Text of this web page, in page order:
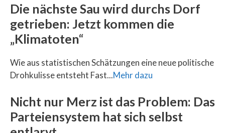
Die nächste Sau wird durchs Dorf
getrieben: Jetzt kommen die
„Klimatoten“
Wie aus statistischen Schätzungen eine neue politische
Drohkulisse entsteht Fast...Mehr dazu
Nicht nur Merz ist das Problem: Das
Parteiensystem hat sich selbst